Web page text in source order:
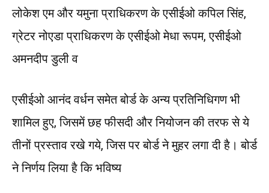
लोकेश एम और यमुना प्राधिकरण के एसीईओ कपिल सिंह,
ग्रेटर नोएडा प्राधिकरण के एसीईओ मेधा रूपम, एसीईओ
अमनदीप डुली व
एसीईओ आनंद वर्धन समेत बोर्ड के अन्य प्रतिनिधिगण भी
शामिल हुए, जिसमें छह फीसदी और नियोजन की तरफ से ये
तीनों प्रस्ताव रखे गये, जिस पर बोर्ड ने मुहर लगा दी है। बोर्ड
ने निर्णय लिया है कि भविष्य